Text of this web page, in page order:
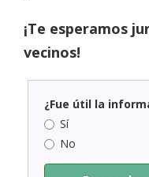
¡Te esperamos
vecinos!
¿Fue útil la
Sí
No